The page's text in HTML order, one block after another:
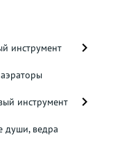
инструмент
инструмент
души, ведра